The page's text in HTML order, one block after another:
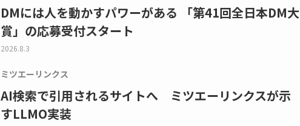
DMには人を動かすパワーがある 「第41回全日本DM大
賞」の応募受付スタート
2026.8.3
ミツエーリンクス
AI検索で引用されるサイトへ ミツエーリンクスが示
すLLMO実装